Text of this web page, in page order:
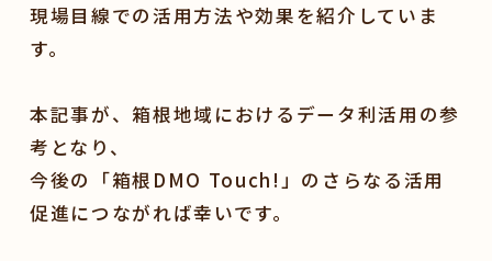
現場目線での活用方法や効果を紹介していま
す。
本記事が、箱根地域におけるデータ利活用の参
考となり、
今後の「箱根DMO Touch!」のさらなる活用
促進につながれば幸いです。